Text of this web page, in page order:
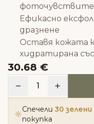
Ефикасно
дразнене
Оставя кожата
хидратирана
30.68 €
1
Спечели 30
покупка